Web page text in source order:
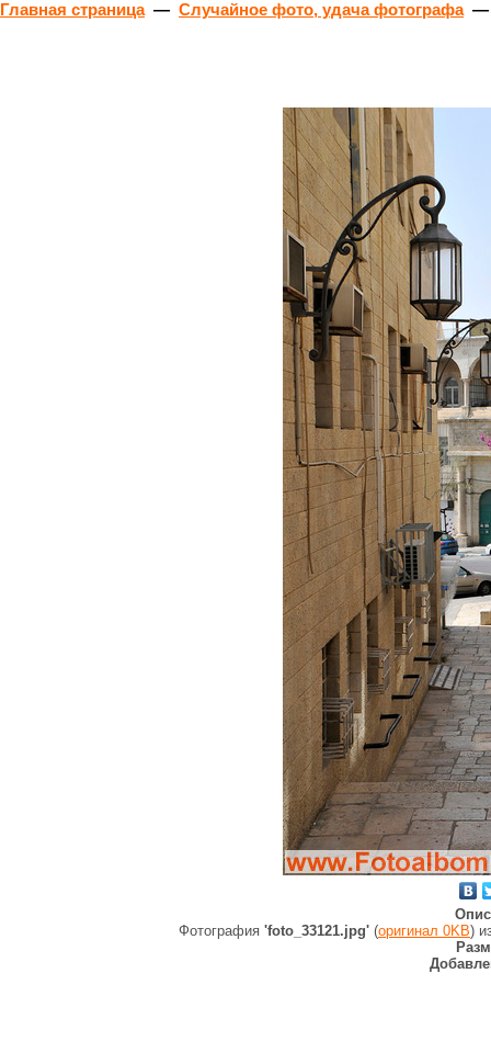
Главная страница— Случайное фото, удача фотографа
Фотография 'foto_33121.jpg' (оригинал 0KB)